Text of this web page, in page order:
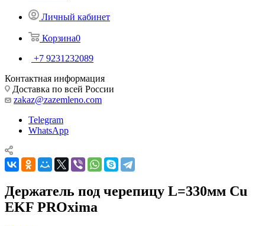
Личный кабинет
Корзина0
+7 9231232089
Контактная информация
Доставка по всей России
zakaz@zazemleno.com
Telegram
WhatsApp
Держатель под черепицу L=330мм Cu
EKF PROxima